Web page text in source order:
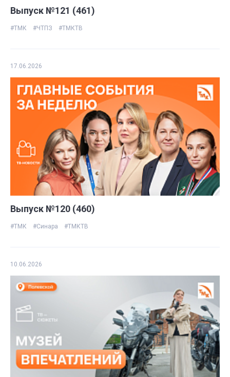
Выпуск №121 (461)
#ТМК #ЧТПЗ #ТМКТВ
17.06.2026
Выпуск №120 (460)
#ТМК #Синара #ТМКТВ
10.06.2026